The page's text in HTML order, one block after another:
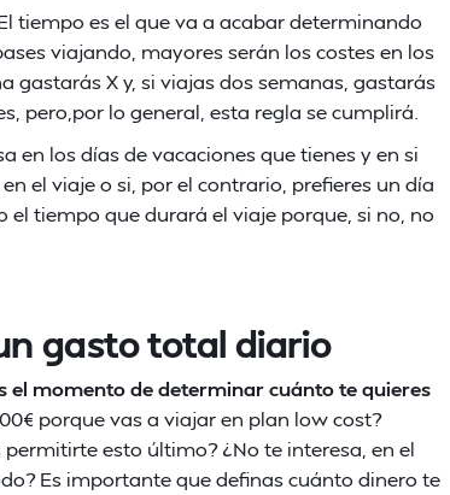
El tiempo es el que va a acabar determinando
viajando, mayores serán los costes en los
gastarás X y, si viajas dos semanas, gastarás
pero,por lo general, esta regla se cumplirá.
en los días de vacaciones que tienes y en si
el viaje o si, por el contrario, prefieres un día
el tiempo que durará el viaje porque, si no, no
gasto total diario
el momento de determinar cuánto te quieres
porque vas a viajar en plan low cost?
esto último? ¿No te interesa, en el
Es importante que definas cuánto dinero te